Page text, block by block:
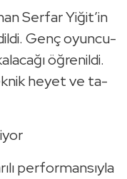
Ser­far Yiğit’in
Genç oyun­cu­
öğ­re­nil­di.
heyet ve ta­
per­for­man­sıy­la